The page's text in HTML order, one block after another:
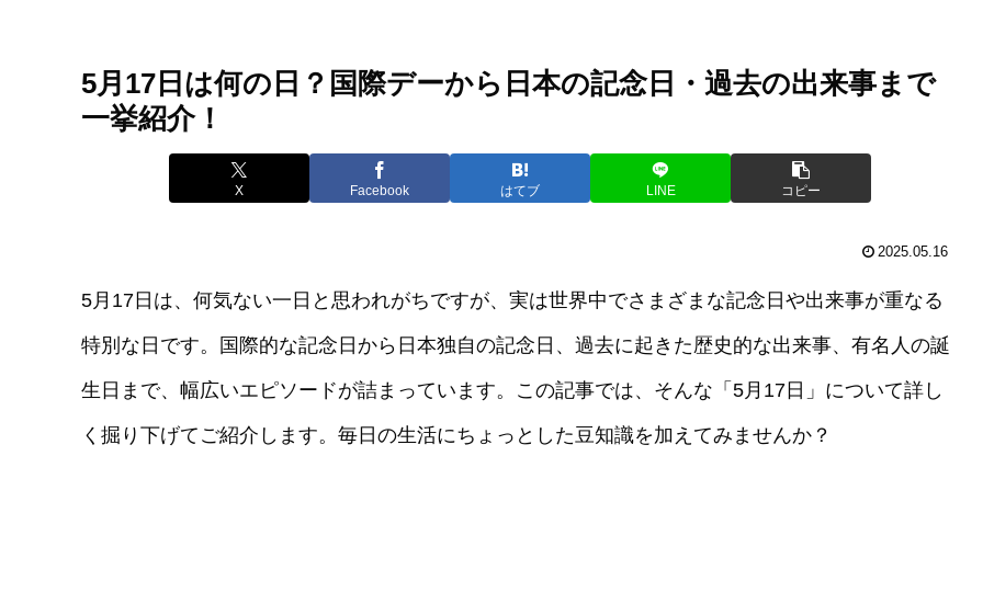
5月17日は何の日？国際デーから日本の記念日・過去の出来事まで
一挙紹介！
X Facebook はてブ LINE コピー
2025.05.16
5月17日は、何気ない一日と思われがちですが、実は世界中でさまざまな記念日や出来事が重なる
特別な日です。国際的な記念日から日本独自の記念日、過去に起きた歴史的な出来事、有名人の誕
生日まで、幅広いエピソードが詰まっています。この記事では、そんな「5月17日」について詳し
く掘り下げてご紹介します。毎日の生活にちょっとした豆知識を加えてみませんか？